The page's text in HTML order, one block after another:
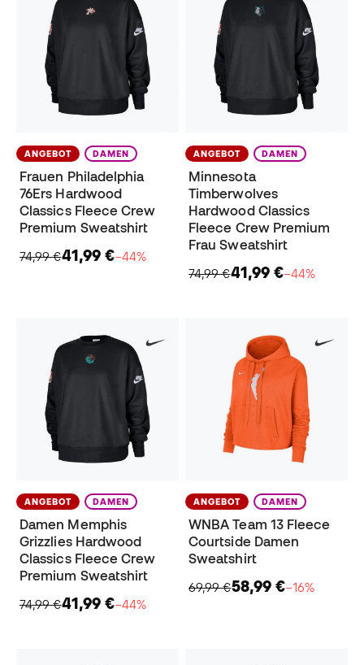
ANGEBOT DAMEN
Frauen Philadelphia
76Ers Hardwood
Classics Fleece Crew
Premium Sweatshirt
74,99 €41,99 €−44%
ANGEBOT DAMEN
Minnesota
Timberwolves
Hardwood Classics
Fleece Crew Premium
Frau Sweatshirt
74,99 €41,99 €−44%
ANGEBOT DAMEN
Damen Memphis
Grizzlies Hardwood
Classics Fleece Crew
Premium Sweatshirt
74,99 €41,99 €−44%
ANGEBOT DAMEN
WNBA Team 13 Fleece
Courtside Damen
Sweatshirt
69,99 €58,99 €−16%